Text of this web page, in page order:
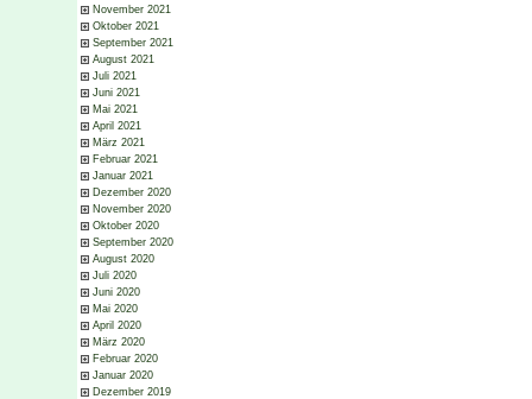
November 2021
Oktober 2021
September 2021
August 2021
Juli 2021
Juni 2021
Mai 2021
April 2021
März 2021
Februar 2021
Januar 2021
Dezember 2020
November 2020
Oktober 2020
September 2020
August 2020
Juli 2020
Juni 2020
Mai 2020
April 2020
März 2020
Februar 2020
Januar 2020
Dezember 2019